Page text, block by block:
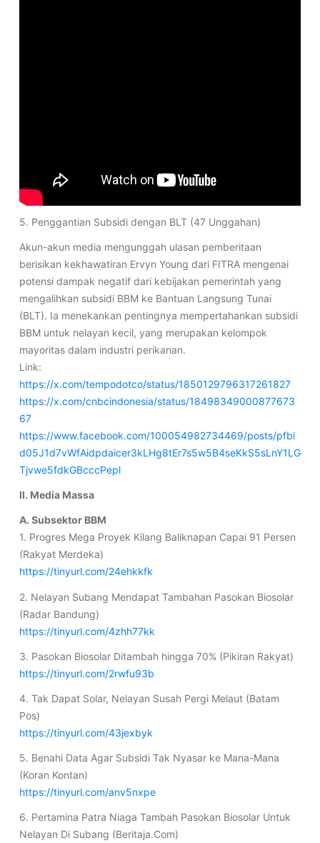
5. Penggantian Subsidi dengan BLT (47 Unggahan)
Akun-akun media mengunggah ulasan pemberitaan
berisikan kekhawatiran Ervyn Young dari FITRA mengenai
potensi dampak negatif dari kebijakan pemerintah yang
mengalihkan subsidi BBM ke Bantuan Langsung Tunai
(BLT). Ia menekankan pentingnya mempertahankan subsidi
BBM untuk nelayan kecil, yang merupakan kelompok
mayoritas dalam industri perikanan.
Link:
https://x.com/tempodotco/status/1850129796317261827
https://x.com/cnbcindonesia/status/18498349000877673
67
https://www.facebook.com/100054982734469/posts/pfbi
d05J1d7vWfAidpdaicer3kLHg8tEr7s5w5B4seKkS5sLnY1LG
Tjvwe5fdkGBcccPepl
II. Media Massa
A. Subsektor BBM
1. Progres Mega Proyek Kilang Baliknapan Capai 91 Persen
(Rakyat Merdeka)
https://tinyurl.com/24ehkkfk
2. Nelayan Subang Mendapat Tambahan Pasokan Biosolar
(Radar Bandung)
https://tinyurl.com/4zhh77kk
3. Pasokan Biosolar Ditambah hingga 70% (Pikiran Rakyat)
https://tinyurl.com/2rwfu93b
4. Tak Dapat Solar, Nelayan Susah Pergi Melaut (Batam
Pos)
https://tinyurl.com/43jexbyk
5. Benahi Data Agar Subsidi Tak Nyasar ke Mana-Mana
(Koran Kontan)
https://tinyurl.com/anv5nxpe
6. Pertamina Patra Niaga Tambah Pasokan Biosolar Untuk
Nelayan Di Subang (Beritaja.Com)